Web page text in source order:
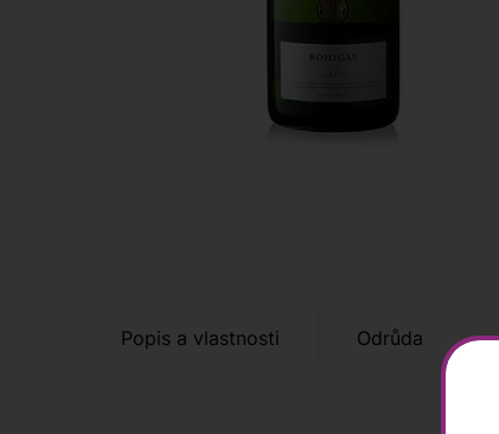
Popis a vlastnosti Odrůda